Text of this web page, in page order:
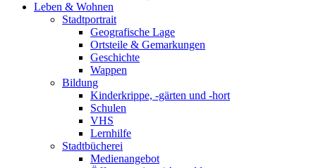
Leben & Wohnen
Stadtportrait
Geografische Lage
Ortsteile & Gemarkungen
Geschichte
Wappen
Bildung
Kinderkrippe, -gärten und -hort
Schulen
VHS
Lernhilfe
Stadtbücherei
Medienangebot